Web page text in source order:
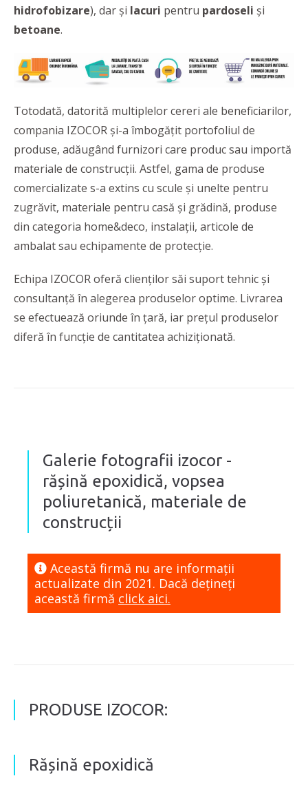
hidrofobizare), dar și lacuri pentru pardoseli și
betoane.
Totodată, datorită multiplelor cereri ale beneficiarilor,
compania IZOCOR și-a îmbogățit portofoliul de
produse, adăugând furnizori care produc sau importă
materiale de construcții. Astfel, gama de produse
comercializate s-a extins cu scule și unelte pentru
zugrăvit, materiale pentru casă și grădină, produse
din categoria home&deco, instalații, articole de
ambalat sau echipamente de protecție.
Echipa IZOCOR oferă clienților săi suport tehnic și
consultanță în alegerea produselor optime. Livrarea
se efectuează oriunde în țară, iar prețul produselor
diferă în funcție de cantitatea achiziționată.
Galerie fotografii izocor -
rășină epoxidică, vopsea
poliuretanică, materiale de
construcții
Această firmă nu are informaţii
actualizate din 2021. Dacă dețineți
această firmă click aici.
PRODUSE IZOCOR:
Rășină epoxidică